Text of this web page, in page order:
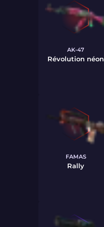
AK-47
Révolution néon
FAMAS
Rally